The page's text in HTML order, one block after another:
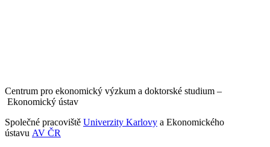
Centrum pro ekonomický výzkum a doktorské studium –
Ekonomický ústav
Společné pracoviště Univerzity Karlovy a Ekonomického
ústavu AV ČR